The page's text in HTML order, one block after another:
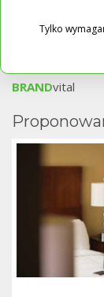
Ceny aparatów
internetowym
BRANDvital
Tylko